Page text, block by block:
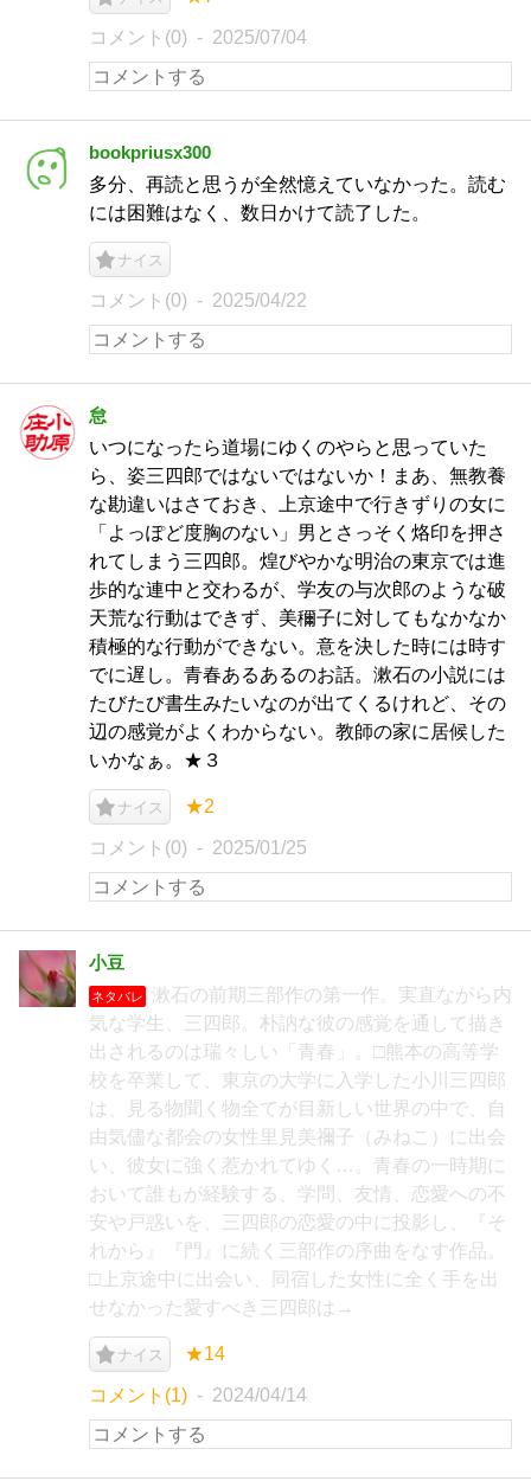
コメント(0) 2025/07/04
bookpriusx300
多分、再読と思うが全然憶えていなかった。読む
には困難はなく、数日かけて読了した。
ナイス
コメント(0) 2025/04/22
怠
いつになったら道場にゆくのやらと思っていた
ら、姿三四郎ではないではないか！まあ、無教養
な勘違いはさておき、上京途中で行きずりの女に
「よっぽど度胸のない」男とさっそく烙印を押さ
れてしまう三四郎。煌びやかな明治の東京では進
歩的な連中と交わるが、学友の与次郎のような破
天荒な行動はできず、美穪子に対してもなかなか
積極的な行動ができない。意を決した時には時す
でに遅し。青春あるあるのお話。漱石の小説には
たびたび書生みたいなのが出てくるけれど、その
辺の感覚がよくわからない。教師の家に居候した
いかなぁ。★３
ナイス ★2
コメント(0) 2025/01/25
小豆
ネタバレ
漱石の前期三部作の第一作。実直ながら内
気な学生、三四郎。朴訥な彼の感覚を通して描き
出されるのは瑞々しい「青春」。□熊本の高等学
校を卒業して、東京の大学に入学した小川三四郎
は、見る物聞く物全てが目新しい世界の中で、自
由気儘な都会の女性里見美禰子（みねこ）に出会
い、彼女に強く惹かれてゆく…。青春の一時期に
おいて誰もが経験する、学問、友情、恋愛への不
安や戸惑いを、三四郎の恋愛の中に投影し、『そ
れから』『門』に続く三部作の序曲をなす作品。
□上京途中に出会い、同宿した女性に全く手を出
せなかった愛すべき三四郎は→
ナイス ★14
コメント(1) 2024/04/14